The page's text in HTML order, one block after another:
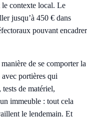
le contexte local. Le
jusqu’à 450 € dans
pouvant encadrer
de se comporter la
portières qui
de matériel,
immeuble : tout cela
le lendemain. Et